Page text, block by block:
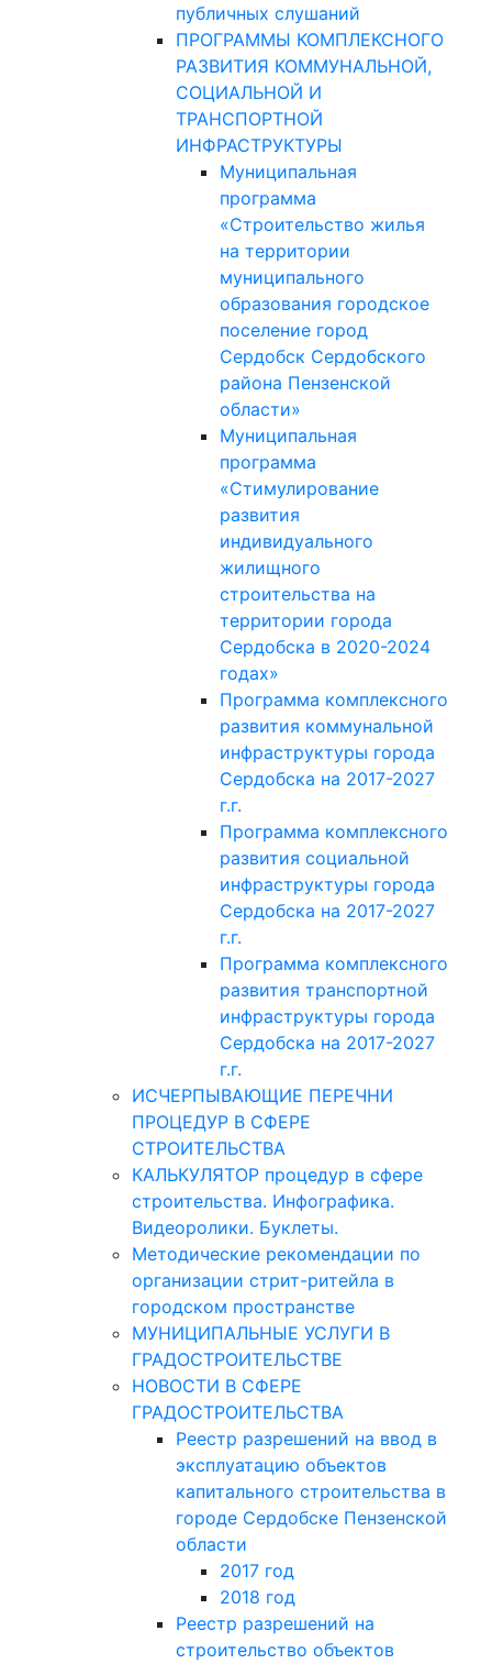
публичных слушаний
ПРОГРАММЫ КОМПЛЕКСНОГО
РАЗВИТИЯ КОММУНАЛЬНОЙ,
СОЦИАЛЬНОЙ И
ТРАНСПОРТНОЙ
ИНФРАСТРУКТУРЫ
Муниципальная
программа
«Строительство жилья
на территории
муниципального
образования городское
поселение город
Сердобск Сердобского
района Пензенской
области»
Муниципальная
программа
«Стимулирование
развития
индивидуального
жилищного
строительства на
территории города
Сердобска в 2020-2024
годах»
Программа комплексного
развития коммунальной
инфраструктуры города
Сердобска на 2017-2027
г.г.
Программа комплексного
развития социальной
инфраструктуры города
Сердобска на 2017-2027
г.г.
Программа комплексного
развития транспортной
инфраструктуры города
Сердобска на 2017-2027
г.г.
ИСЧЕРПЫВАЮЩИЕ ПЕРЕЧНИ
ПРОЦЕДУР В СФЕРЕ
СТРОИТЕЛЬСТВА
КАЛЬКУЛЯТОР процедур в сфере
строительства. Инфографика.
Видеоролики. Буклеты.
Методические рекомендации по
организации стрит-ритейла в
городском пространстве
МУНИЦИПАЛЬНЫЕ УСЛУГИ В
ГРАДОСТРОИТЕЛЬСТВЕ
НОВОСТИ В СФЕРЕ
ГРАДОСТРОИТЕЛЬСТВА
Реестр разрешений на ввод в
эксплуатацию объектов
капитального строительства в
городе Сердобске Пензенской
области
2017 год
2018 год
Реестр разрешений на
строительство объектов